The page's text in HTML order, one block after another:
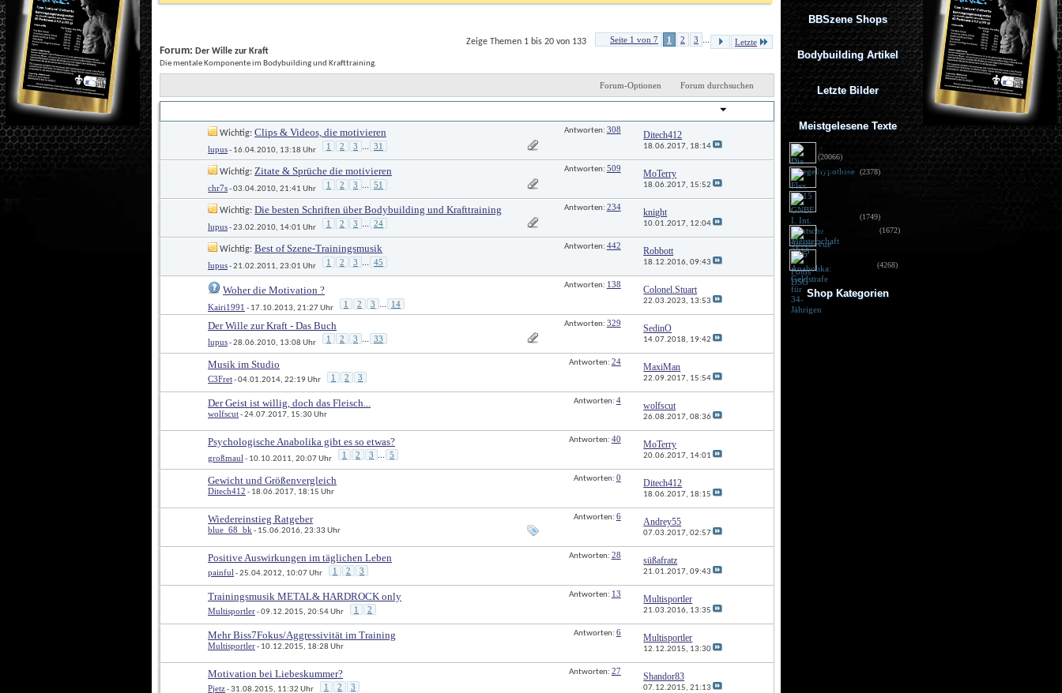
Seite 1 von 7 1 2 3 ... Letzte
Zeige Themen 1 bis 20 von 133
Forum: Der Wille zur Kraft
Die mentale Komponente im Bodybuilding und Krafttraining.
Forum-Optionen Forum durchsuchen
Wichtig: Clips & Videos, die motivieren
lupus - 16.04.2010, 13:18 Uhr 1 2 3 ... 31
Antworten: 308 Ditech412
18.06.2017, 18:14
Wichtig: Zitate & Sprüche die motivieren
chr7s - 03.04.2010, 21:41 Uhr 1 2 3 ... 51
Antworten: 509 MoTerry
18.06.2017, 15:52
Wichtig: Die besten Schriften über Bodybuilding und Krafttraining
lupus - 23.02.2010, 14:01 Uhr 1 2 3 ... 24
Antworten: 234 knight
10.01.2017, 12:04
Wichtig: Best of Szene-Trainingsmusik
lupus - 21.02.2011, 23:01 Uhr 1 2 3 ... 45
Antworten: 442 Robbott
18.12.2016, 09:43
Woher die Motivation ?
Kairi1991 - 17.10.2013, 21:27 Uhr 1 2 3 ... 14
Antworten: 138 Colonel.Stuart
22.03.2023, 13:53
Der Wille zur Kraft - Das Buch
lupus - 28.06.2010, 13:08 Uhr 1 2 3 ... 33
Antworten: 329 SedinO
14.07.2018, 19:42
Musik im Studio
C3Fret - 04.01.2014, 22:19 Uhr 1 2 3
Antworten: 24 MaxiMan
22.09.2017, 15:54
Der Geist ist willig, doch das Fleisch...
wolfscut - 24.07.2017, 15:30 Uhr
Antworten: 4 wolfscut
26.08.2017, 08:36
Psychologische Anabolika gibt es so etwas?
großmaul - 10.10.2011, 20:07 Uhr 1 2 3 ... 5
Antworten: 40 MoTerry
20.06.2017, 14:01
Gewicht und Größenvergleich
Ditech412 - 18.06.2017, 18:15 Uhr
Antworten: 0 Ditech412
18.06.2017, 18:15
Wiedereinstieg Ratgeber
blue_68_bk - 15.06.2016, 23:33 Uhr
Antworten: 6 Andrey55
07.03.2017, 02:57
Positive Auswirkungen im täglichen Leben
painful - 25.04.2012, 10:07 Uhr 1 2 3
Antworten: 28 süßafratz
21.01.2017, 09:43
Trainingsmusik METAL& HARDROCK only
Multisportler - 09.12.2015, 20:54 Uhr 1 2
Antworten: 13 Multisportler
21.03.2016, 13:35
Mehr Biss7Fokus/Aggressivität im Training
Multisportler - 10.12.2015, 18:28 Uhr
Antworten: 6 Multisportler
12.12.2015, 13:30
Motivation bei Liebeskummer?
Pjetz - 31.08.2015, 11:32 Uhr 1 2 3
Antworten: 27 Shandor83
07.12.2015, 21:13
BBSzene Shops
Bodybuilding Artikel
Letzte Bilder
Meistgelesene Texte
Die Spiegelhypothese
(20066)
Flex 05/15 (2378)
(1749)
Sportrevue 6/15 (1672)
für 34-Jährigen
(4268)
Shop Kategorien
Frauen Fitness